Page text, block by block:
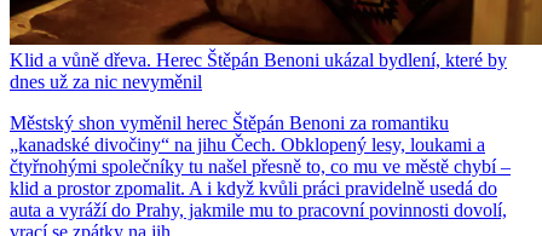
Klid a vůně dřeva. Herec Štěpán Benoni ukázal bydlení, které by
dnes už za nic nevyměnil
Městský shon vyměnil herec Štěpán Benoni za romantiku
„kanadské divočiny“ na jihu Čech. Obklopený lesy, loukami a
čtyřnohými společníky tu našel přesně to, co mu ve městě chybí –
klid a prostor zpomalit. A i když kvůli práci pravidelně usedá do
auta a vyráží do Prahy, jakmile mu to pracovní povinnosti dovolí,
vrací se zpátky na jih.